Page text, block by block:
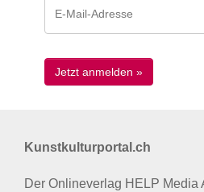
Kunstkulturportal.ch
Der Onlineverlag HELP Media